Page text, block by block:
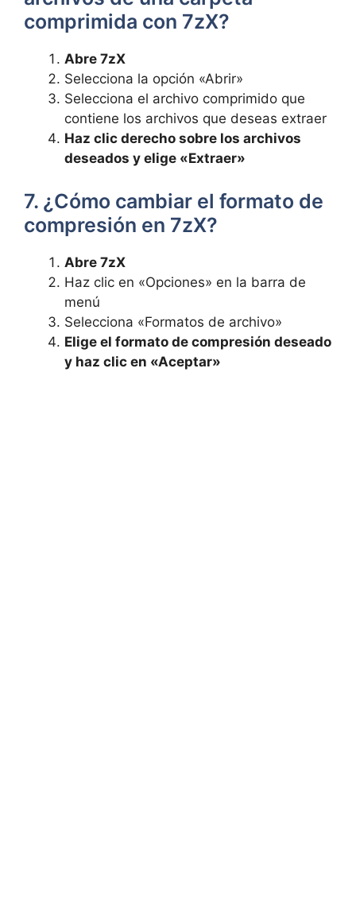
comprimida con 7zX?
Abre 7zX
Selecciona la opción «Abrir»
Selecciona el archivo comprimido que
contiene los archivos que deseas extraer
Haz⁣ clic derecho sobre los archivos
deseados y elige «Extraer»
7. ¿Cómo cambiar el formato ⁤de
compresión en 7zX?
Abre 7zX
Haz clic ⁢en «Opciones» en la barra de
menú
Selecciona «Formatos de archivo»
Elige el formato de compresión deseado
y haz​ clic⁢ en «Aceptar»